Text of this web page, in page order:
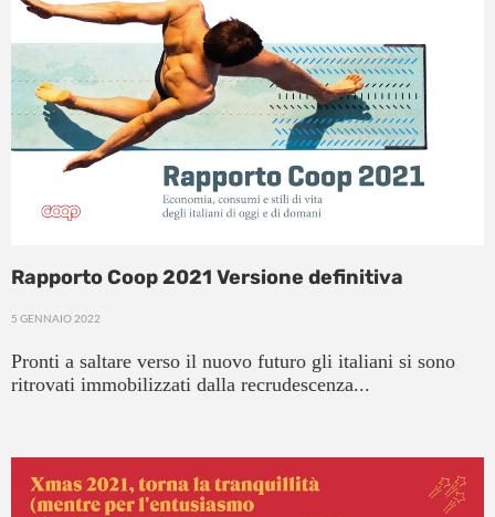
Rapporto Coop 2021 Versione definitiva
5 GENNAIO 2022
Pronti a saltare verso il nuovo futuro gli italiani si sono
ritrovati immobilizzati dalla recrudescenza...